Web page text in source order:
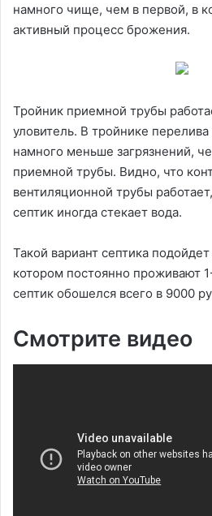
намного чище, чем в первой, в
активный процесс брожения.
Тройник приемной трубы
уловитель. В тройнике
намного меньше загрязнений,
приемной трубы. Видно, что
вентиляционной трубы
септик иногда стекает вода.
Такой вариант септика
котором постоянно проживают
септик обошелся всего в 9000
Смотрите видео